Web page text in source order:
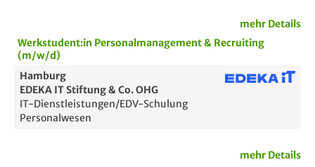
Bewertung
mehr Details
Werkstudent:in Personalmanagement & Recruiting
(m/w/d)
Hamburg
EDEKA IT Stiftung & Co. OHG
IT-Dienstleistungen/EDV-Schulung
Personalwesen
mehr Details